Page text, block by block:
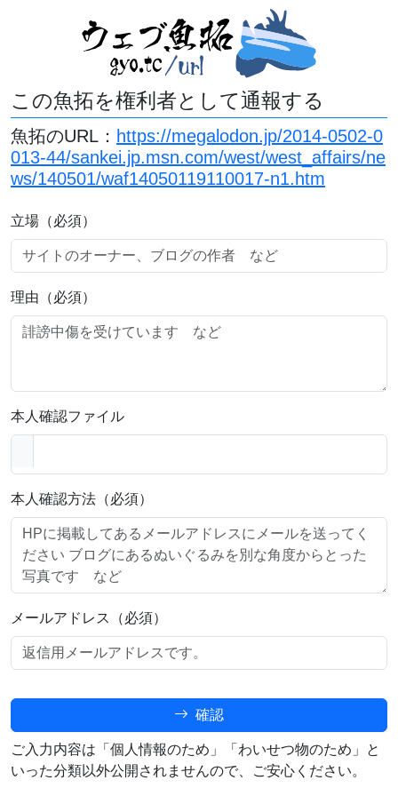
この魚拓を権利者として通報する
魚拓のURL： https://megalodon.jp/2014-0502-0
013-44/sankei.jp.msn.com/west/west_affairs/ne
ws/140501/waf14050119110017-n1.htm
立場（必須）
理由（必須）
本人確認ファイル
本人確認方法（必須）
メールアドレス（必須）
確認
ご入力内容は「個人情報のため」「わいせつ物のため」と
いった分類以外公開されませんので、ご安心ください。